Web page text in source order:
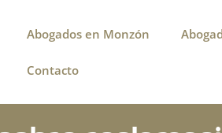
Abogados en Monzón
Contacto